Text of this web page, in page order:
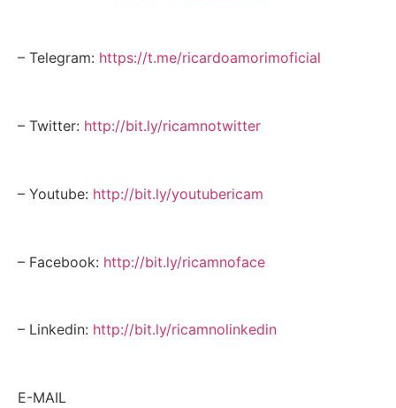
– Telegram: https://t.me/ricardoamorimoficial
– Twitter: http://bit.ly/ricamnotwitter
– Youtube: http://bit.ly/youtubericam
– Facebook: http://bit.ly/ricamnoface
– Linkedin: http://bit.ly/ricamnolinkedin
E-MAIL